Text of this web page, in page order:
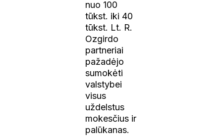
nuo 100
tūkst. iki 40
tūkst. Lt. R.
Ozgirdo
partneriai
pažadėjo
sumokėti
valstybei
visus
uždelstus
mokesčius ir
palūkanas.